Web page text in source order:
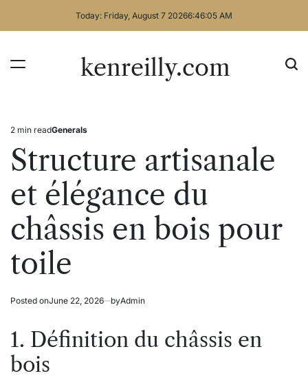
Today: Friday, August 7 20266:46:05 AM
kenreilly.com
Estimated
read
time
2 min readPosted
Generals
Structure artisanale
et élégance du
châssis en bois pour
toile
Posted onJune 22, 2026 byAdmin
1. Définition du châssis en
bois